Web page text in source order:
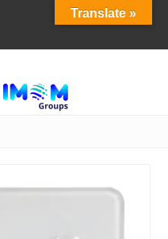
Translate »